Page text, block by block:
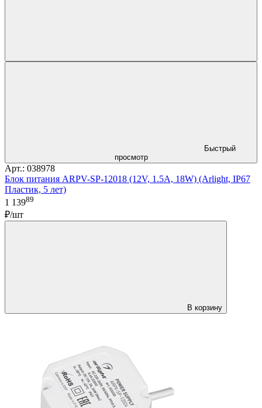
Быстрый
просмотр
Арт.: 038978
Блок питания ARPV-SP-12018 (12V, 1.5A, 18W) (Arlight, IP67
Пластик, 5 лет)
1 13989
₽/шт
В корзину